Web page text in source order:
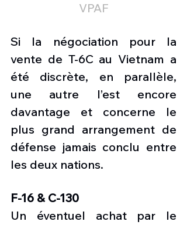
VPAF
Si la négociation pour la
vente de T-6C au Vietnam a
été discrète, en parallèle,
une autre l’est encore
davantage et concerne le
plus grand arrangement de
défense jamais conclu entre
les deux nations.
F-16 & C-130
Un éventuel achat par le